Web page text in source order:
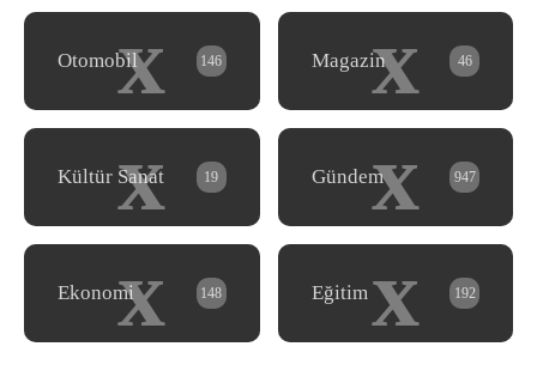
x
Otomobil 146 x
Magazin 46
x
Kültür Sanat 19 x
Gündem 947
x
Ekonomi 148 x
Eğitim 192